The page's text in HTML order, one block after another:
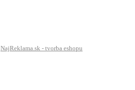
NajReklama.sk - tvorba eshopu